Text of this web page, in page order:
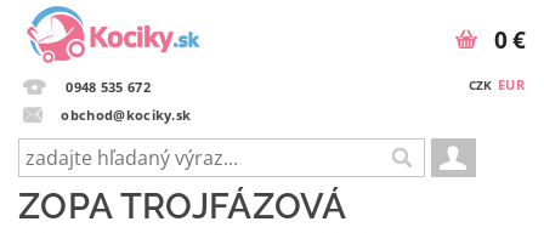
0948 535 672
obchod@kociky.sk
CZK EUR
0 €
ZOPA TROJFÁZOVÁ